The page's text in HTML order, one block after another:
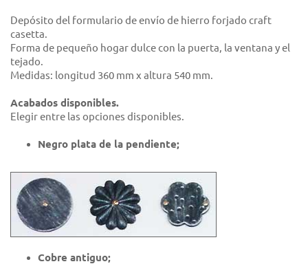
Depósito del formulario de envío de hierro forjado craft
casetta.
Forma de pequeño hogar dulce con la puerta, la ventana y el
tejado.
Medidas: longitud 360 mm x altura 540 mm.
Acabados disponibles.
Elegir entre las opciones disponibles.
Negro plata de la pendiente;
Cobre antiguo;